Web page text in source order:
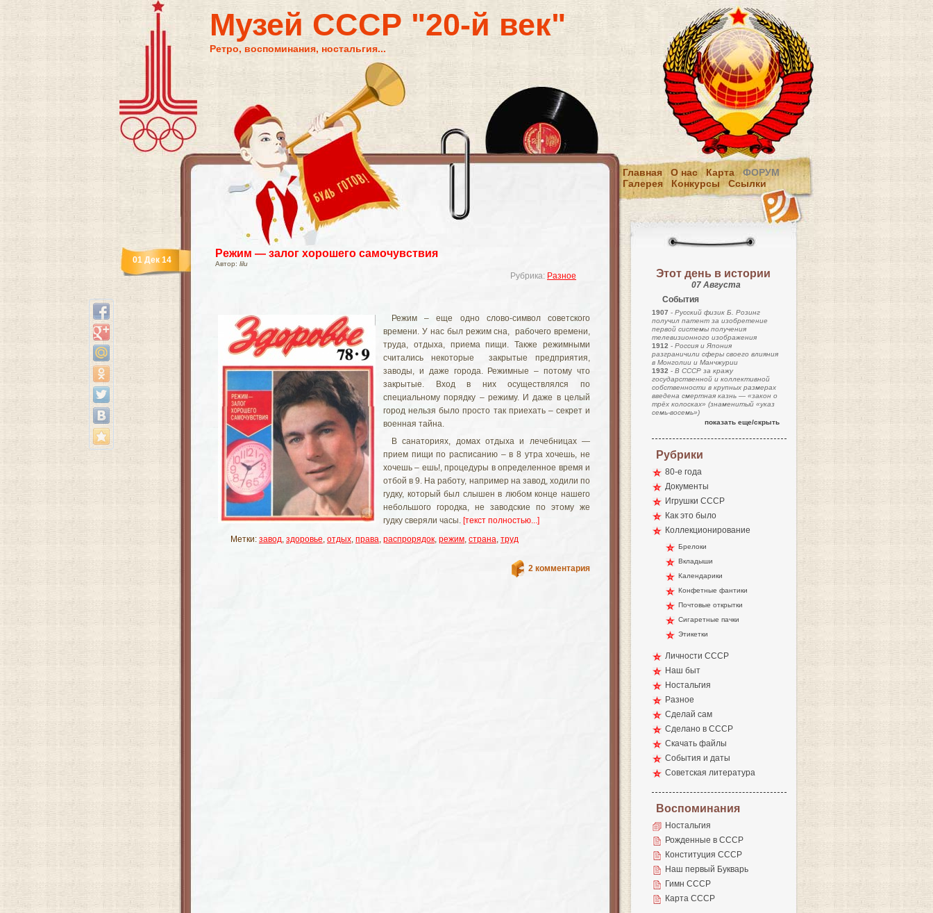
Музей СССР "20-й век"
Ретро, воспоминания, ностальгия...
Главная О нас Карта
ФОРУМ
Галерея
Конкурсы Ссылки
Режим — залог хорошего самочувствия
Автор: lilu
Рубрика: Разное
01 Дек 14
Режим – еще одно слово-символ советского
времени. У нас был режим сна, рабочего времени,
труда, отдыха, приема пищи. Также режимными
считались некоторые закрытые предприятия,
заводы, и даже города. Режимные – потому что
закрытые. Вход в них осуществлялся по
специальному порядку – режиму. И даже в целый
город нельзя было просто так приехать – секрет и
военная тайна.
В санаториях, домах отдыха и лечебницах —
прием пищи по расписанию – в 8 утра хочешь, не
хочешь – ешь!, процедуры в определенное время и
отбой в 9. На работу, например на завод, ходили по
гудку, который был слышен в любом конце нашего
небольшого городка, не заводские по этому же
гудку сверяли часы. [текст полностью...]
Метки: завод, здоровье, отдых, права, распрорядок, режим, страна, труд
2 комментария
Этот день в истории
07 Августа
События
1907 - Русский физик Б. Розинг
получил патент за изобретение
первой системы получения
телевизионного изображения
1912 - Россия и Япония
разграничили сферы своего влияния
в Монголии и Манчжурии
1932 - В СССР за кражу
государственной и коллективной
собственности в крупных размерах
введена смертная казнь — «закон о
трёх колосках» (знаменитый «указ
семь-восемь»)
показать еще/скрыть
Рубрики
80-е года
Документы
Игрушки СССР
Как это было
Коллекционирование
Брелоки
Вкладыши
Календарики
Конфетные фантики
Почтовые открытки
Сигаретные пачки
Этикетки
Личности СССР
Наш быт
Ностальгия
Разное
Сделай сам
Сделано в СССР
Скачать файлы
События и даты
Советская литература
Воспоминания
Ностальгия
Рожденные в СССР
Конституция СССР
Наш первый Букварь
Гимн СССР
Карта СССР